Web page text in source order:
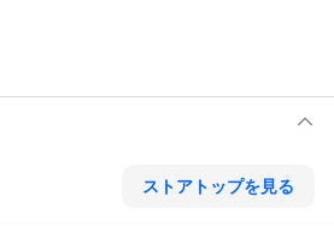
ストアトップを見る